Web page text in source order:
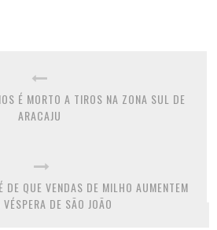
É MORTO A TIROS NA ZONA SUL DE
ARACAJU
DE QUE VENDAS DE MILHO AUMENTEM
VÉSPERA DE SÃO JOÃO